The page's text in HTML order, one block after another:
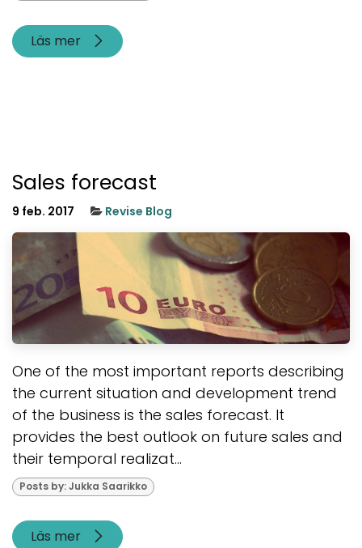
Läs mer
Sales forecast
9 feb. 2017 Revise Blog
One of the most important reports describing
the current situation and development trend
of the business is the sales forecast. It
provides the best outlook on future sales and
their temporal realizat...
Posts by: Jukka Saarikko
Läs mer